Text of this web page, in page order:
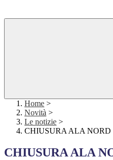
Home >
Novità >
Le notizie >
CHIUSURA ALA NORD
CHIUSURA ALA